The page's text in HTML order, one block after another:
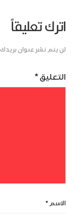
اترك تعليقاً
لن يتم نشر عنوان بريدك
التعليق *
الاسم *